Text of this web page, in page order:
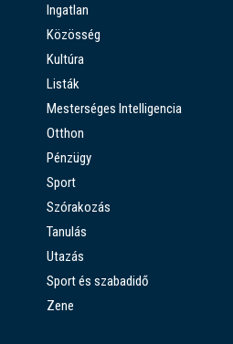
Ingatlan
Közösség
Kultúra
Listák
Mesterséges Intelligencia
Otthon
Pénzügy
Sport
Szórakozás
Tanulás
Utazás
Sport és szabadidő
Zene